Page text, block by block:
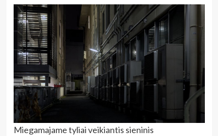
Miegamajame tyliai veikiantis sieninis